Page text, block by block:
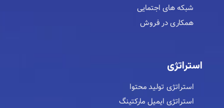
شبکه های اجتمایی
همکاری در فروش
استراتژی
استراتژی تولید محتوا
استراتژی ایمیل مارکتینگ